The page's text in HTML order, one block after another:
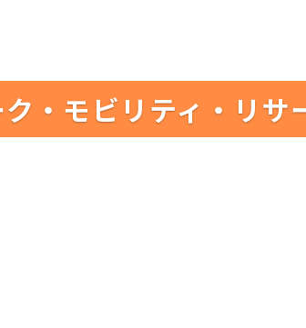
・モビリティ・リサ